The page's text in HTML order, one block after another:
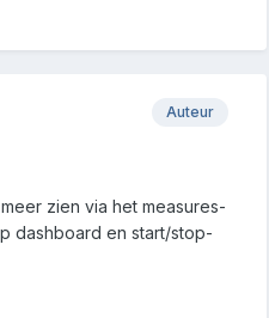
Auteur
zien via het measures-
dashboard en start/stop-